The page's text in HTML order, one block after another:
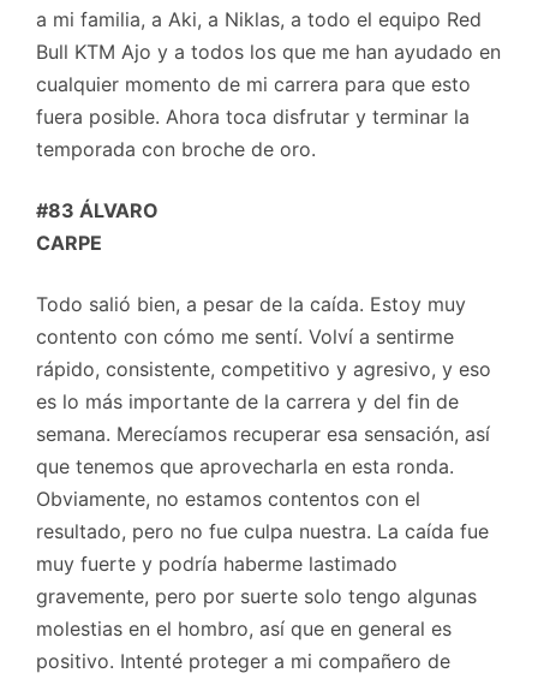
a mi familia, a Aki, a Niklas, a todo el equipo Red
Bull KTM Ajo y a todos los que me han ayudado en
cualquier momento de mi carrera para que esto
fuera posible. Ahora toca disfrutar y terminar la
temporada con broche de oro.
#83 ÁLVARO
CARPE
Todo salió bien, a pesar de la caída. Estoy muy
contento con cómo me sentí. Volví a sentirme
rápido, consistente, competitivo y agresivo, y eso
es lo más importante de la carrera y del fin de
semana. Merecíamos recuperar esa sensación, así
que tenemos que aprovecharla en esta ronda.
Obviamente, no estamos contentos con el
resultado, pero no fue culpa nuestra. La caída fue
muy fuerte y podría haberme lastimado
gravemente, pero por suerte solo tengo algunas
molestias en el hombro, así que en general es
positivo. Intenté proteger a mi compañero de